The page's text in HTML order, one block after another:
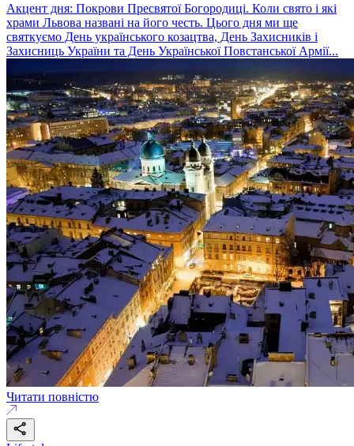
Акцент дня: Покрови Пресвятої Богородиці. Коли свято і які
храми Львова названі на його честь. Цього дня ми ще
святкуємо День українського козацтва, День Захисників і
Захисниць України та День Української Повстанської Армії...
Читати повністю